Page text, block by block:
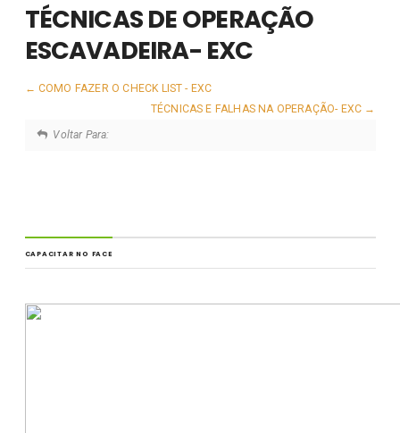
TÉCNICAS DE OPERAÇÃO
ESCAVADEIRA- EXC
COMO FAZER O CHECK LIST - EXC
TÉCNICAS E FALHAS NA OPERAÇÃO- EXC
Voltar Para:
CAPACITAR NO FACE